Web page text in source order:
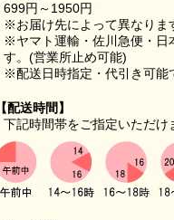
699円～1950円
※お届け先によって異なりま
※ヤマト運輸・佐川急便・日
す。(営業所止め可能)
※配送日時指定・代引き可能
【配送時間】
下記時間帯をご指定いただけ